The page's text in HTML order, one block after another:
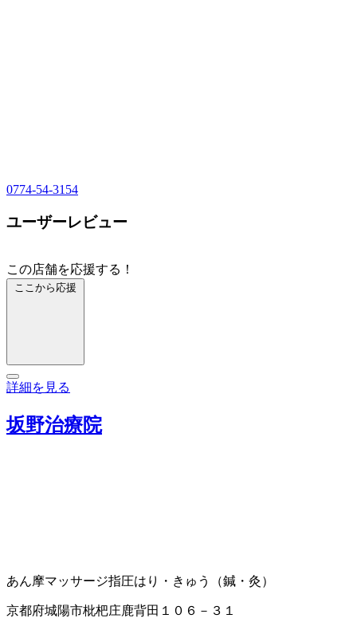
0774-54-3154
ユーザーレビュー
この店舗を応援する！
ここから応援
詳細を見る
坂野治療院
あん摩マッサージ指圧はり・きゅう（鍼・灸）
京都府城陽市枇杷庄鹿背田１０６－３１